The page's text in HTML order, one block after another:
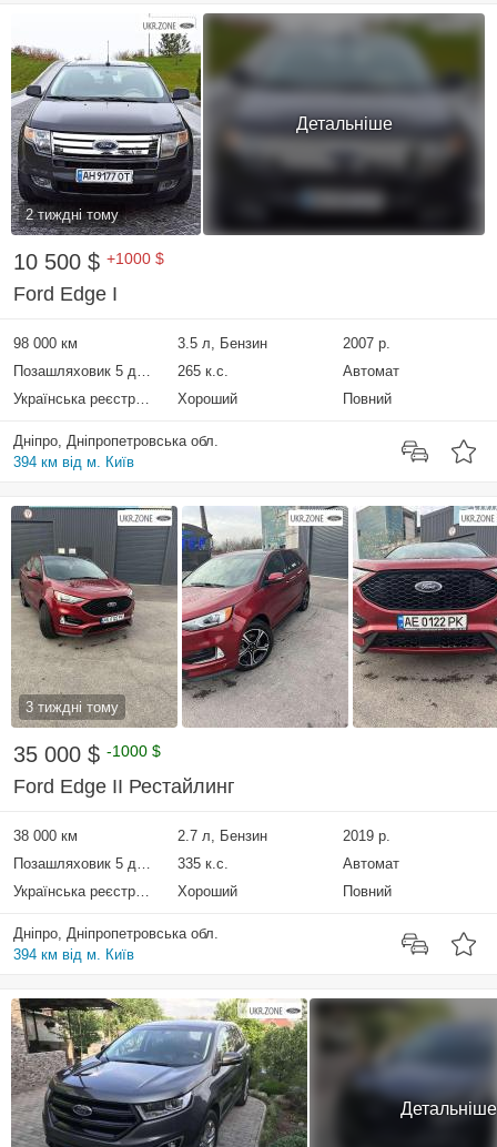
2 тиждні тому
Детальніше
10 500 $ +1000 $
Ford Edge I
98 000 км 3.5 л, Бензин
2007 р.
Позашляховик 5 дверей
265 к.с.
Автомат
Українська реєстрація
Хороший Повний
Дніпро, Дніпропетровська обл.
394 км від м. Київ
3 тиждні тому
35 000 $ -1000 $
Ford Edge II Рестайлинг
38 000 км 2.7 л, Бензин
2019 р.
Позашляховик 5 дверей
335 к.с.
Автомат
Українська реєстрація
Хороший Повний
Дніпро, Дніпропетровська обл.
394 км від м. Київ
Детальніше